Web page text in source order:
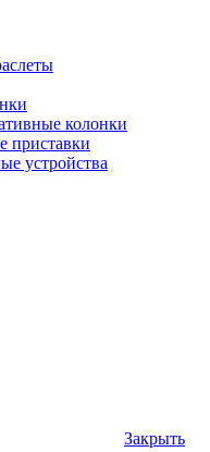
колонки
приставки
устройства
Закрыть